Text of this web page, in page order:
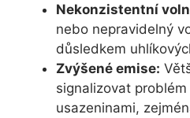
Nekonzistentní
nebo nepravidelný
důsledkem
Zvýšené emise:
signalizovat
usazeninami,